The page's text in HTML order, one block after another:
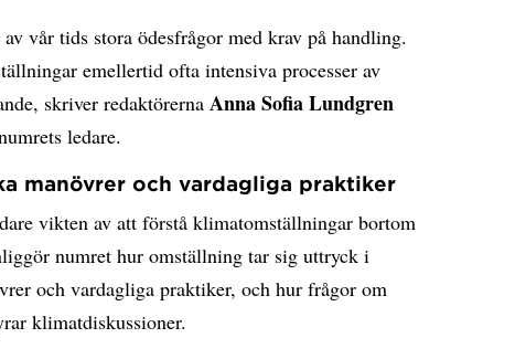
vår tids stora ödesfrågor med krav på handling.
emellertid ofta intensiva processer av
skriver redaktörerna Anna Sofia Lundgren
ledare.
manövrer och vardagliga praktiker
vikten av att förstå klimatomställningar bortom
numret hur omställning tar sig uttryck i
och vardagliga praktiker, och hur frågor om
klimatdiskussioner.